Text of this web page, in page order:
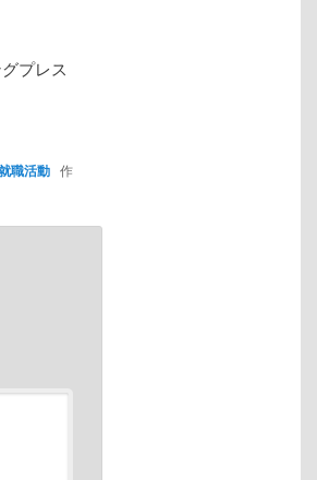
プレス
職活動作